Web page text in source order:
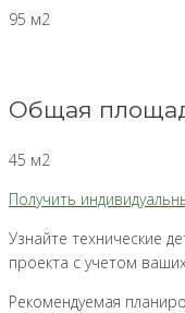
95 м2
Общая
45 м2
Получить
Узнайте технические
проекта с учетом
Рекомендуемая